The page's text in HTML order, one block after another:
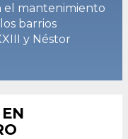
el mantenimiento
barrios
y Néstor